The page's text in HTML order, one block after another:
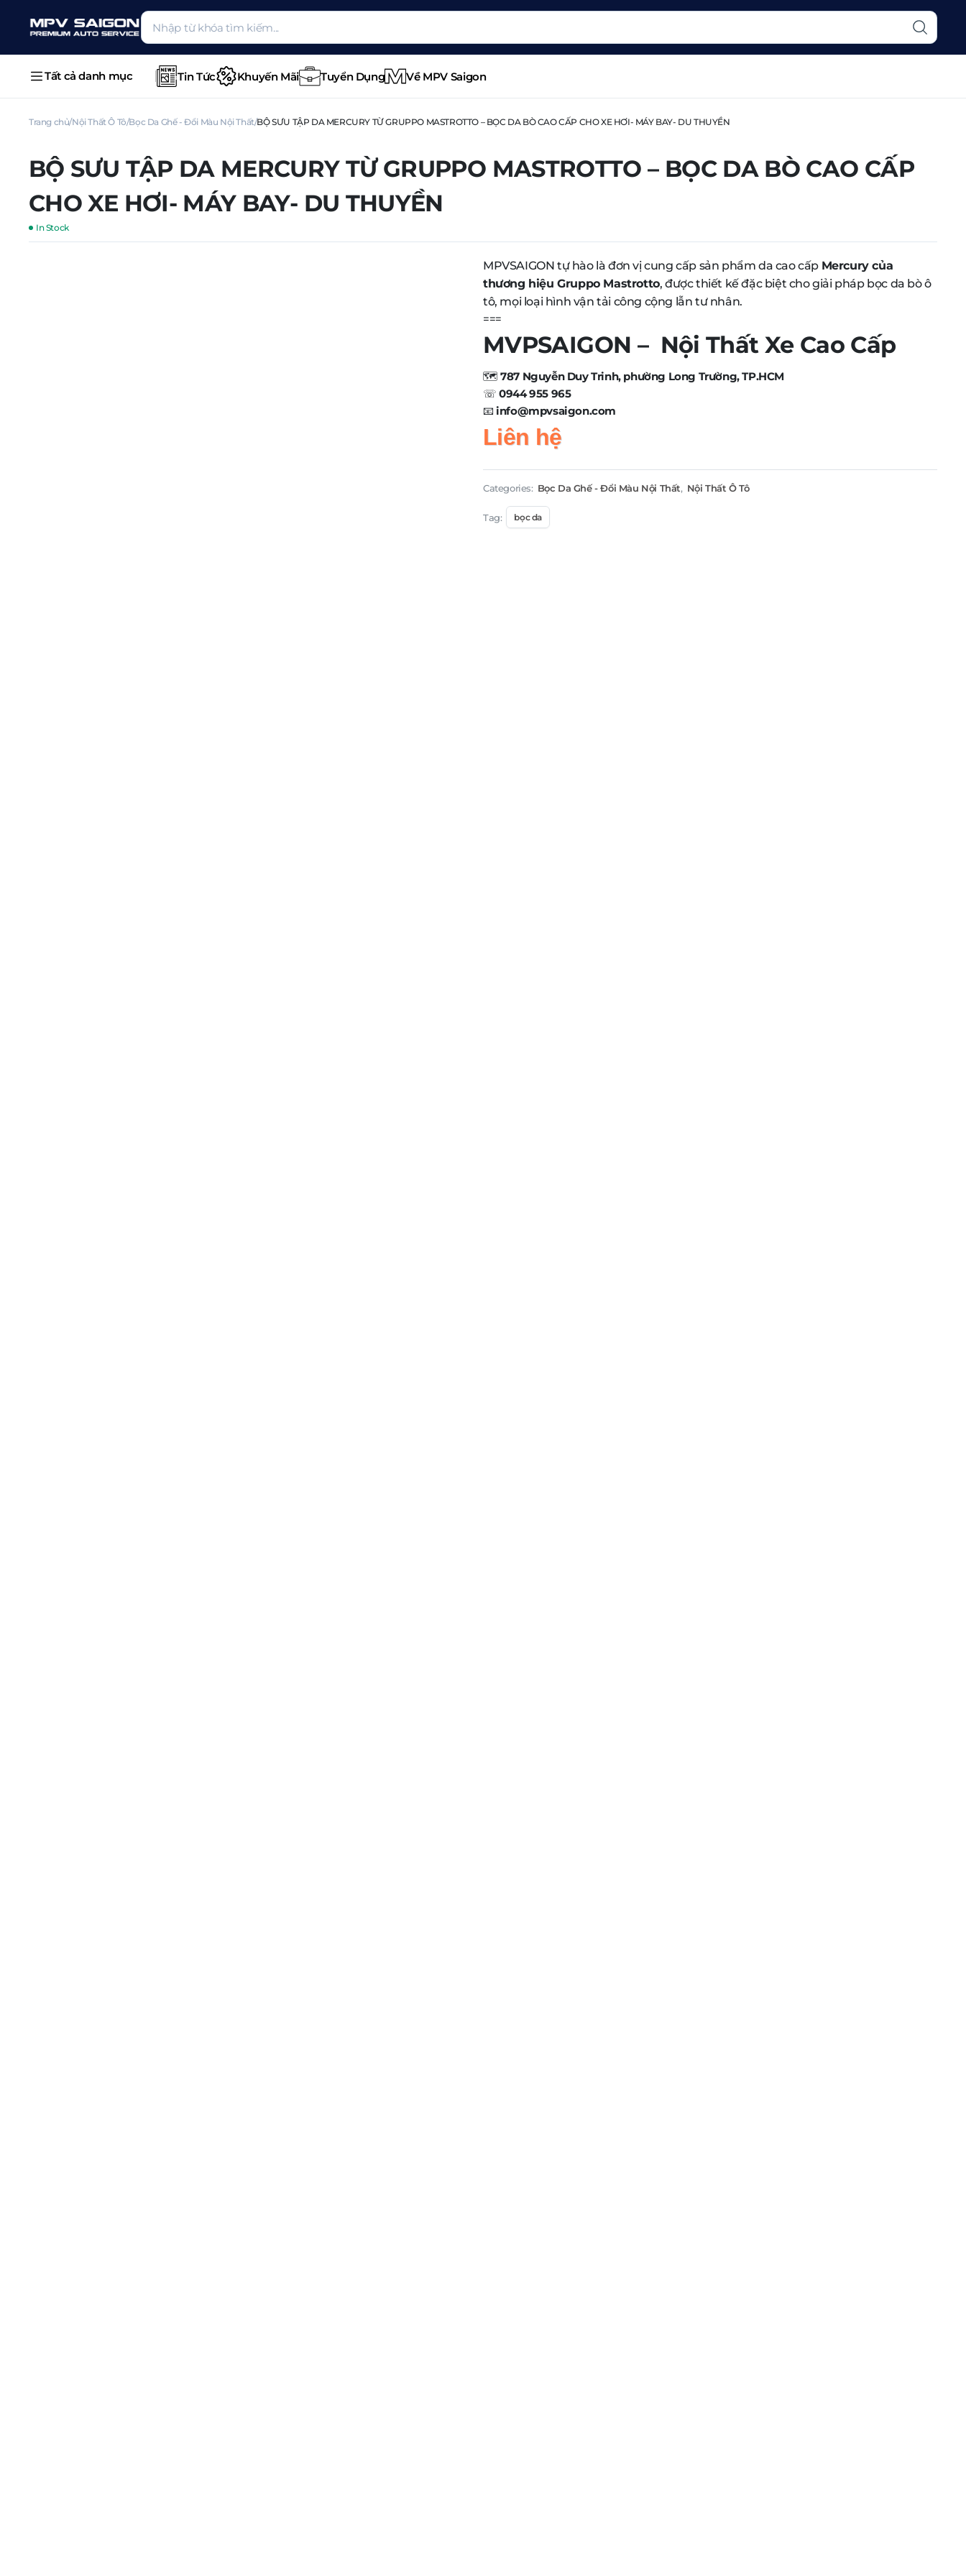
Tất cả danh mục Tin Tức Khuyến Mãi Tuyển Dụng Về MPV Saigon
Trang chủ Nội Thất Ô Tô Bọc Da Ghế - Đổi Màu Nội Thất BỘ SƯU TẬP DA MERCURY TỪ GRUPPO MASTROTTO – BỌC DA BÒ CAO CẤP CHO XE HƠI- MÁY BAY- DU THUYỀN
BỘ SƯU TẬP DA MERCURY TỪ GRUPPO MASTROTTO – BỌC DA BÒ CAO CẤP
CHO XE HƠI- MÁY BAY- DU THUYỀN
In Stock
MPVSAIGON tự hào là đơn vị cung cấp sản phẩm da cao cấp Mercury của
thương hiệu Gruppo Mastrotto, được thiết kế đặc biệt cho giải pháp bọc da bò ô
tô, mọi loại hình vận tải công cộng lẫn tư nhân.
===
MVPSAIGON – Nội Thất Xe Cao Cấp
🗺️787 Nguyễn Duy Trinh, phường Long Trường, TP.HCM
☏0944 955 965
📧info@mpvsaigon.com
Liên hệ
Categories: Bọc Da Ghế - Đổi Màu Nội Thất, Nội Thất Ô Tô
Tag: bọc da